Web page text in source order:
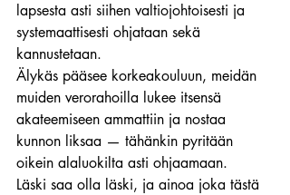
lapsesta asti siihen valtiojohtoisesti ja
systemaattisesti ohjataan sekä
kannustetaan.
Älykäs pääsee korkeakouluun, meidän
muiden verorahoilla lukee itsensä
akateemiseen ammattiin ja nostaa
kunnon liksaa — tähänkin pyritään
oikein alaluokilta asti ohjaamaan.
Läski saa olla läski, ja ainoa joka tästä